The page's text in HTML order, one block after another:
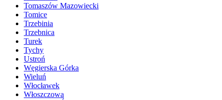
Tomaszów Mazowiecki
Tomice
Trzebinia
Trzebnica
Turek
Tychy
Ustroń
Węgierska Górka
Wieluń
Włocławek
Włoszczowa